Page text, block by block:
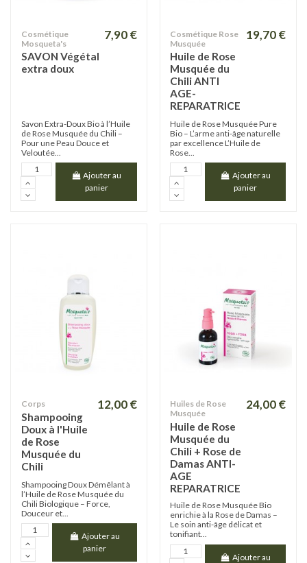
Cosmétique
Mosqueta's
SAVON Végétal
extra doux
7,90 €
Savon Extra-Doux Bio à l’Huile
de Rose Musquée du Chili –
Pour une Peau Douce et
Veloutée...
Ajouter au
panier
Cosmétique Rose
Musquée
Huile de Rose
Musquée du
Chili ANTI
AGE-
REPARATRICE
19,70 €
Huile de Rose Musquée Pure
Bio – L’arme anti-âge naturelle
par excellence L’Huile de
Rose...
Ajouter au
panier
Corps
Shampooing
Doux à l'Huile
de Rose
Musquée du
Chili
12,00 €
Shampooing Doux Démêlant à
l’Huile de Rose Musquée du
Chili Biologique – Force,
Douceur et...
Ajouter au
panier
Huiles de Rose
Musquée
Huile de Rose
Musquée du
Chili + Rose de
Damas ANTI-
AGE
REPARATRICE
24,00 €
Huile de Rose Musquée Bio
enrichie à la Rose de Damas –
Le soin anti-âge délicat et
tonifiant...
Ajouter au